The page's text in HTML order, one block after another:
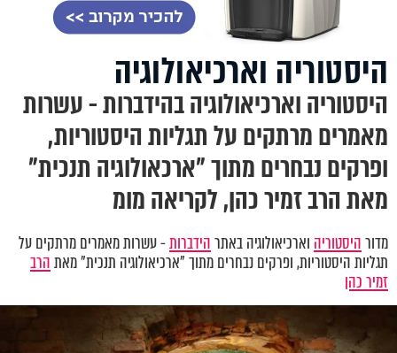
היסטוריה וארכיאולוגיה
היסטוריה וארכיאולוגיה בהידברות - עשרות
מאמרים מרתקים על תגליות היסטוריות,
ופרקים נבחרים מתוך "ארכאולוגיה תנכית"
מאת הרב זמיר כהן, לקריאה מומ
מדורהיסטוריה וארכיאולוגיה באתרהידברות- עשרות מאמרים מרתקים על
תגליות היסטוריות, ופרקים נבחרים מתוך "ארכיאולוגיה תנכית" מאתהרב
זמיר כהן